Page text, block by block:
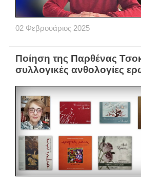
02 Φεβρουάριος 2025
Ποίηση της Παρθένας
συλλογικές ανθολογίες